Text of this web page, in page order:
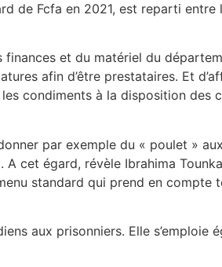
de Fcfa en 2021, est reparti entre
finances et du matériel du
afin d’être prestataires. Et
condiments à la disposition des
par exemple du « poulet »
cet égard, révèle Ibrahima
standard qui prend en compte
aux prisonniers. Elle s’emploie